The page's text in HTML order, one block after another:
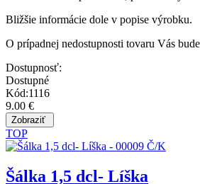
Bližšie informácie dole v popise výrobku.
O prípadnej nedostupnosti tovaru Vás
Dostupnosť:
Dostupné
Kód:1116
9.00 €
TOP
Šálka 1,5 dcl- Líška